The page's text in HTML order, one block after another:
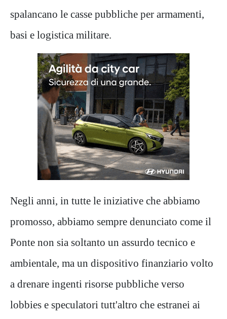
spalancano le casse pubbliche per armamenti,
basi e logistica militare.
Negli anni, in tutte le iniziative che abbiamo
promosso, abbiamo sempre denunciato come il
Ponte non sia soltanto un assurdo tecnico e
ambientale, ma un dispositivo finanziario volto
a drenare ingenti risorse pubbliche verso
lobbies e speculatori tutt'altro che estranei ai